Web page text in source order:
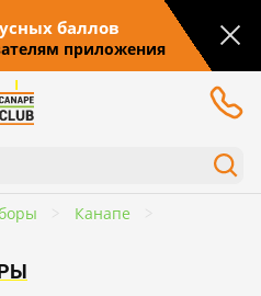
баллов
приложения
Канапе